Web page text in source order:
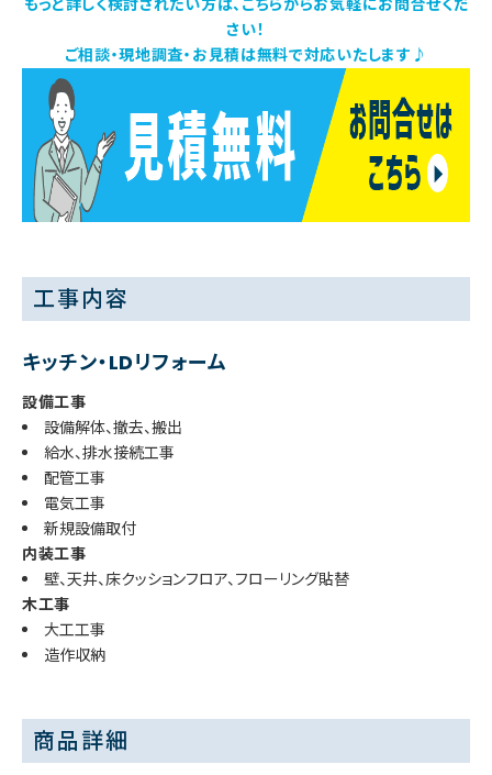
さい！
ご相談・現地調査・お見積は無料で対応いたします♪
工事内容
キッチン・LDリフォーム
設備工事
設備解体、撤去、搬出
給水、排水接続工事
配管工事
電気工事
新規設備取付
内装工事
壁、天井、床クッションフロア、フローリング貼替
木工事
大工工事
造作収納
商品詳細